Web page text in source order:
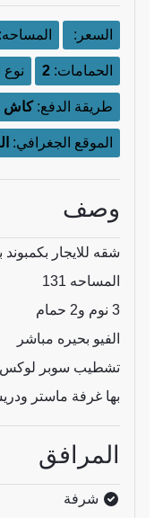
السعر: المساحه:
الحمامات: 2
طريقة الدفع:كاش
الموقع الجغرافي:
وصف
شقه للايجار بكمبوند
المساحه ‏131
3 نوم و2 حمام
الفيو بحيره مباشر
تشطيب سوبر لوكس
بها غرفة ماستر
المرافق
شرفة